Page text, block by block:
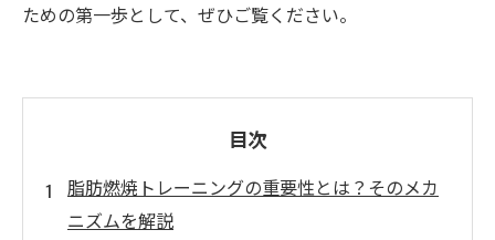
ための第一歩として、ぜひご覧ください。
目次
脂肪燃焼トレーニングの重要性とは？そのメカ
ニズムを解説